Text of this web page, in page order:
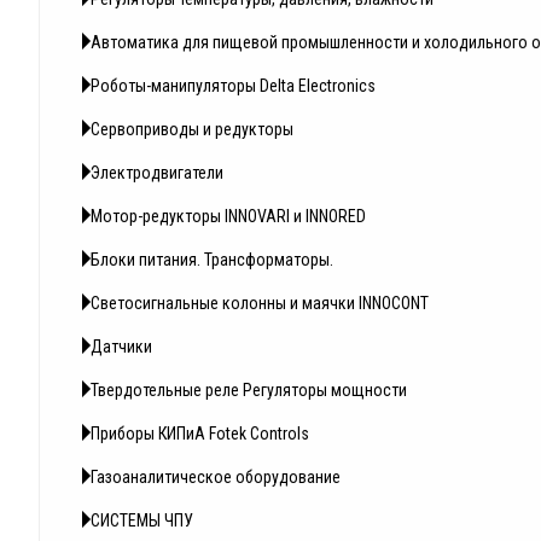
Автоматика для пищевой промышленности и холодильного
Роботы-манипуляторы Delta Electronics
Сервоприводы и редукторы
Электродвигатели
Мотор-редукторы INNOVARI и INNORED
Блоки питания. Трансформаторы.
Светосигнальные колонны и маячки INNOCONT
Датчики
Твердотельные реле Регуляторы мощности
Приборы КИПиА Fotek Controls
Газоаналитическое оборудование
СИСТЕМЫ ЧПУ